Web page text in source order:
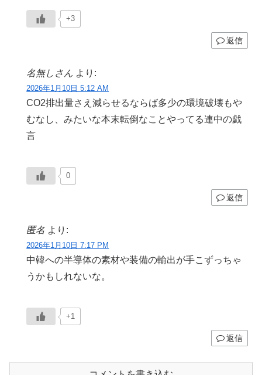
+3
返信
名無しさん より:
2026年1月10日 5:12 AM
CO2排出量さえ減らせるならば多少の環境破壊もや
むなし、みたいな本末転倒なことやってる連中の戯
言
0
返信
匿名 より:
2026年1月10日 7:17 PM
中韓への半導体の素材や装備の輸出が手こずっちゃ
うかもしれないな。
+1
返信